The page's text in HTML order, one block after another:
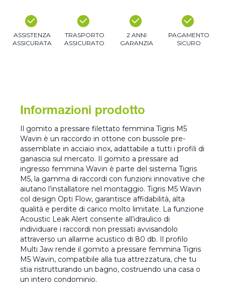
ASSISTENZA
ASSICURATA
TRASPORTO
ASSICURATO
2 ANNI
GARANZIA
PAGAMENTO
SICURO
Informazioni prodotto
Il gomito a pressare filettato femmina Tigris M5
Wavin è un raccordo in ottone con bussole pre-
assemblate in acciaio inox, adattabile a tutti i profili di
ganascia sul mercato. Il gomito a pressare ad
ingresso femmina Wavin è parte del sistema Tigris
M5, la gamma di raccordi con funzioni innovative che
aiutano l’installatore nel montaggio. Tigris M5 Wavin
col design Opti Flow, garantisce affidabilità, alta
qualità e perdite di carico molto limitate. La funzione
Acoustic Leak Alert consente all’idraulico di
individuare i raccordi non pressati avvisandolo
attraverso un allarme acustico di 80 db. Il profilo
Multi Jaw rende il gomito a pressare femmina Tigris
M5 Wavin, compatibile alla tua attrezzatura, che tu
stia ristrutturando un bagno, costruendo una casa o
un intero condominio.